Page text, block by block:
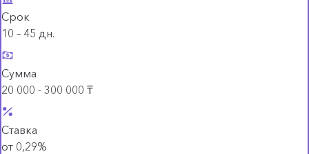
Срок
10 – 45 дн.
Сумма
20 000 - 300 000 ₸
Ставка
от 0,29%